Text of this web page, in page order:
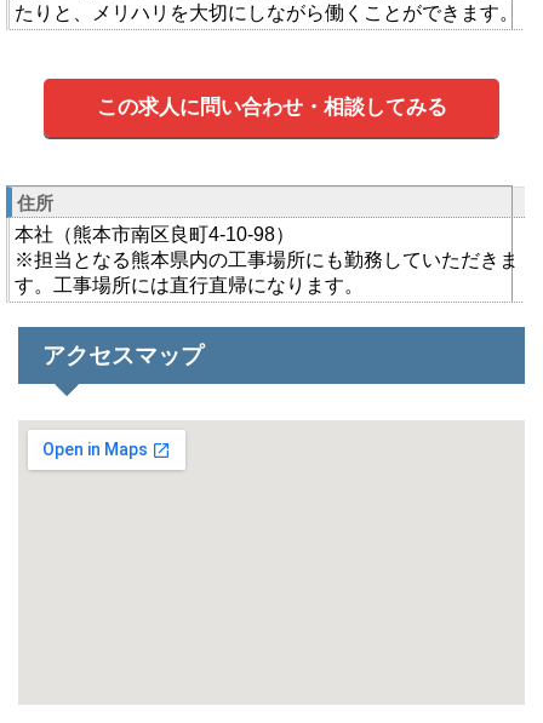
たりと、メリハリを大切にしながら働くことができます。
この求人に問い合わせ・相談してみる
住所
本社（熊本市南区良町4-10-98）
※担当となる熊本県内の工事場所にも勤務していただきま
す。工事場所には直行直帰になります。
アクセスマップ